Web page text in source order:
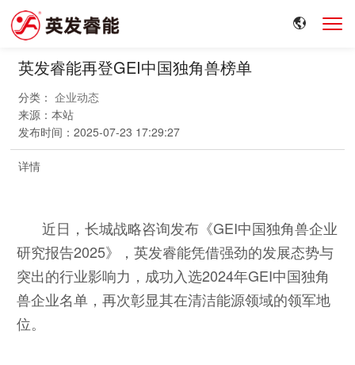
英发睿能再登GEI中国独角兽榜单
分类： 企业动态
来源：本站
发布时间：2025-07-23 17:29:27
详情
近日，长城战略咨询发布《GEI中国独角兽企业
研究报告2025》，英发睿能凭借强劲的发展态势与
突出的行业影响力，成功入选2024年GEI中国独角
兽企业名单，再次彰显其在清洁能源领域的领军地
位。